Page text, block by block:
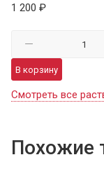
1 200 ₽
В корзину
Смотреть все
Похожие